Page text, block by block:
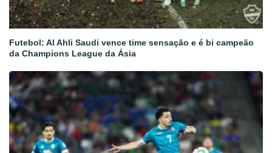
Futebol: Al Ahli Saudi vence time sensação e é bi campeão
da Champions League da Ásia